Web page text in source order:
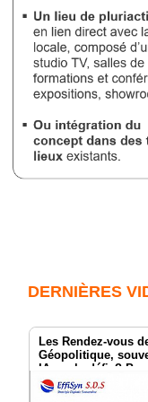
DERNIÈRES
Les Rendez-vous
Géopolitique,
IA quels défis? Par